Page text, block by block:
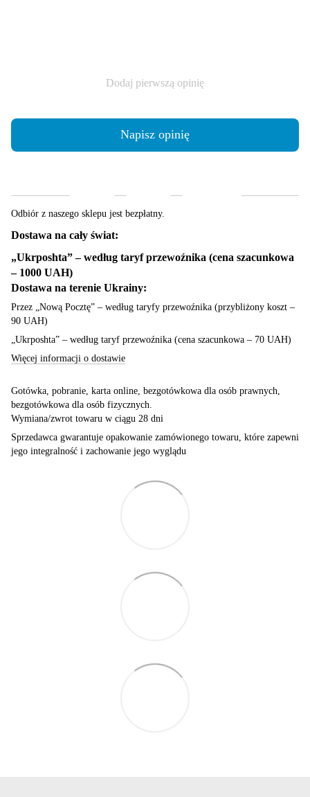
Dodaj pierwszą opinię
Napisz opinię
Odbiór z naszego sklepu jest bezpłatny.
Dostawa na cały świat:
„Ukrposhta” – według taryf przewoźnika (cena szacunkowa
– 1000 UAH)
Dostawa na terenie Ukrainy:
Przez „Nową Pocztę” – według taryfy przewoźnika (przybliżony koszt –
90 UAH)
„Ukrposhta” – według taryf przewoźnika (cena szacunkowa – 70 UAH)
Więcej informacji o dostawie
Gotówka, pobranie, karta online, bezgotówkowa dla osób prawnych,
bezgotówkowa dla osób fizycznych.
Wymiana/zwrot towaru w ciągu 28 dni
Sprzedawca gwarantuje opakowanie zamówionego towaru, które zapewni
jego integralność i zachowanie jego wyglądu